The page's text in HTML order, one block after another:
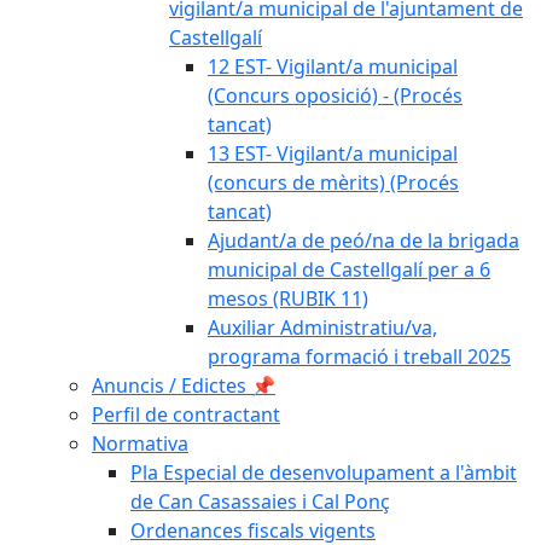
vigilant/a municipal de l'ajuntament de
Castellgalí
12 EST- Vigilant/a municipal
(Concurs oposició) - (Procés
tancat)
13 EST- Vigilant/a municipal
(concurs de mèrits) (Procés
tancat)
Ajudant/a de peó/na de la brigada
municipal de Castellgalí per a 6
mesos (RUBIK 11)
Auxiliar Administratiu/va,
programa formació i treball 2025
Anuncis / Edictes 📌
Perfil de contractant
Normativa
Pla Especial de desenvolupament a l'àmbit
de Can Casassaies i Cal Ponç
Ordenances fiscals vigents